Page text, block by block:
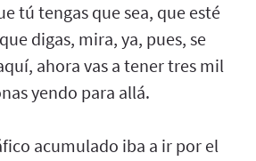
tú tengas que sea, que esté
digas, mira, ya, pues, se
ahora vas a tener tres mil
yendo para allá.
acumulado iba a ir por el